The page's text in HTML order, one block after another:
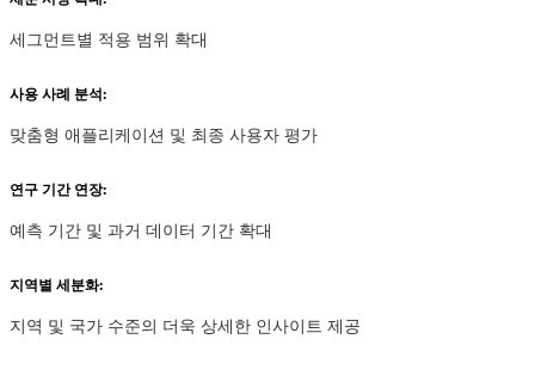
세그먼트별 적용 범위 확대
사용 사례 분석:
맞춤형 애플리케이션 및 최종 사용자 평가
연구 기간 연장:
예측 기간 및 과거 데이터 기간 확대
지역별 세분화:
지역 및 국가 수준의 더욱 상세한 인사이트 제공